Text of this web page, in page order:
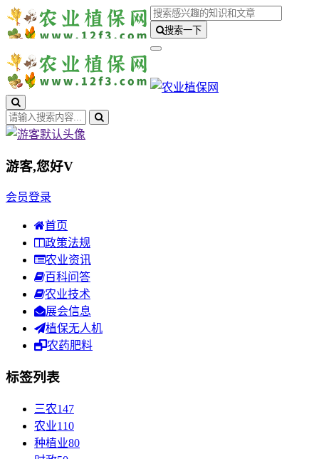
搜索一下
游客,您好V
会员登录
首页
政策法规
农业资讯
百科问答
农业技术
展会信息
植保无人机
农药肥料
标签列表
三农147
农业110
种植业80